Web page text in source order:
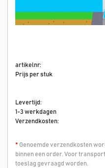
artikelnr:
Prijs per stuk
Levertijd:
1-3 werkdagen
Verzendkosten:
* Genoemde verzendkosten
binnen een order. Voor
toeslag gevraagd worden.